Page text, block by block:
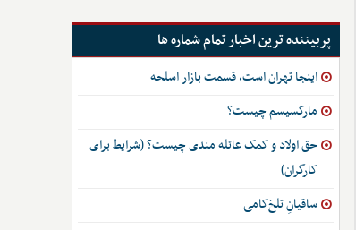
پربیننده ترین اخبار تمام شماره ها
اینجا تهران است، قسمت بازار اسلحه
مارکسیسم چیست؟
حق اولاد و کمک عائله مندی چیست؟ (شرایط برای
کارگران)
ساقیانِ تلخ‌کامی